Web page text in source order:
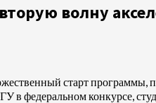
волну
старт программы,
в федеральном конкурсе,